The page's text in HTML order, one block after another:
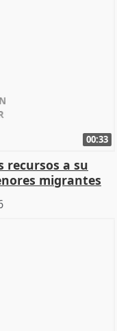
00:33
recursos a su
migrantes